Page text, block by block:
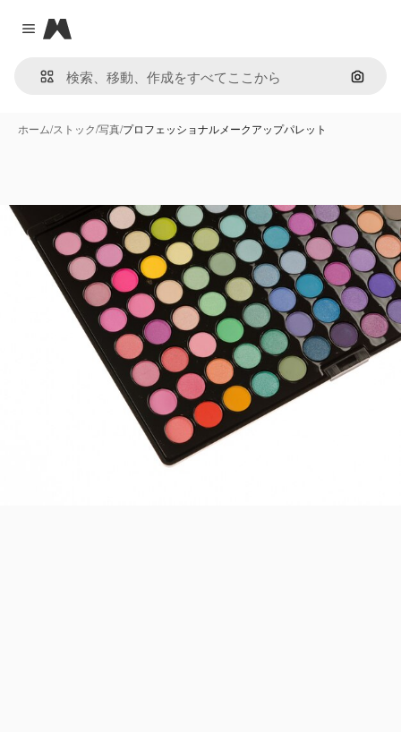
Close menu
Magnific
画像で
ホーム/ストック/写真/プロフェッショナルメークアップパレット